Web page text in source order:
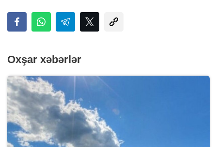
Oxşar xəbərlər